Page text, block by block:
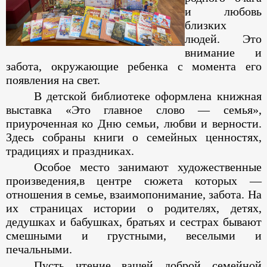
и любовь
близких
людей. Это
внимание и
забота, окружающие ребенка с момента его
появления на свет.
В детской библиотеке оформлена книжная
выставка «Это главное слово — семья»,
приуроченная ко Дню семьи, любви и верности.
Здесь собраны книги о семейных ценностях,
традициях и праздниках.
Особое место занимают художественные
произведения,в центре сюжета которых —
отношения в семье, взаимопонимание, забота. На
их страницах истории о родителях, детях,
дедушках и бабушках, братьях и сестрах бывают
смешными и грустными, веселыми и
печальными.